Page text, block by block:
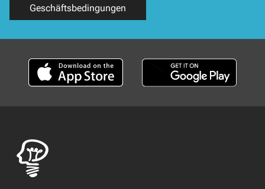
Geschäftsbedingungen